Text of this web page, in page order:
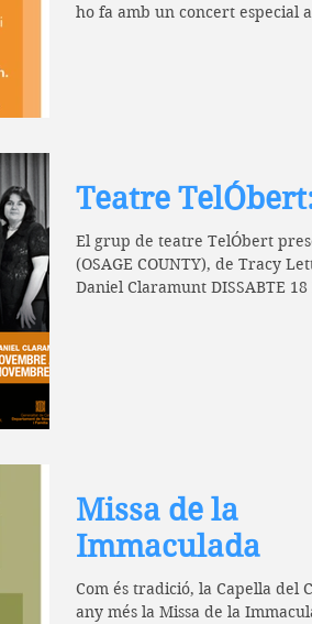
ho fa amb un concert especial
Teatre
El grup de teatre TelÓbert
(OSAGE COUNTY), de Tracy
Daniel Claramunt DISSABTE 18
Missa de la
Immaculada
Com és tradició, la Capella del
any més la Missa de la